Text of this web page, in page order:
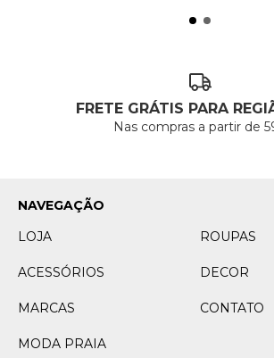
FRETE GRÁTIS PARA
Nas compras a partir de
NAVEGAÇÃO
LOJA
ROUPAS
ACESSÓRIOS DECOR
MARCAS CONTATO
MODA PRAIA